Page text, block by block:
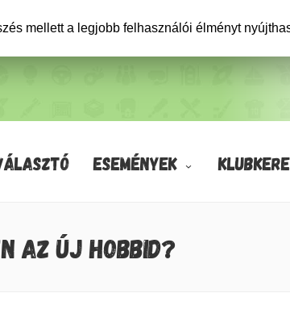
ESEMÉNYEK
AZ ÚJ HOBBID?
mellett a legjobb felhasználói élményt